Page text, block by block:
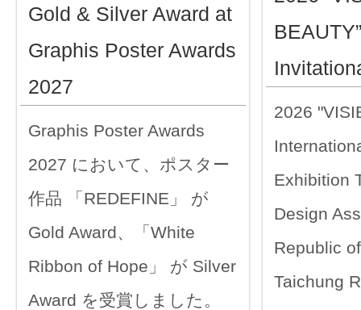
2026
Exhibition
Design
Republic
Taichung
Gold & Silver Award at
Graphis Poster Awards
2027
Graphis Poster Awards
2027 において、ポスター
作品 「REDEFINE」 が
Gold Award、「White
Ribbon of Hope」 が Silver
Award を受賞しました。